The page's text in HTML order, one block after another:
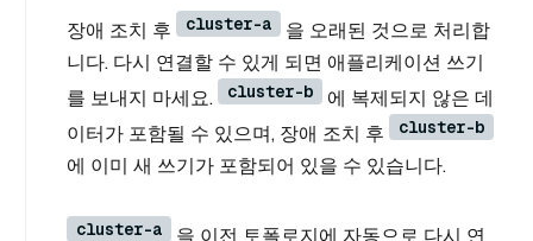
장애 조치 후 cluster-a
을 오래된 것으로 처리합
니다. 다시 연결할 수 있게 되면 애플리케이션 쓰기
를 보내지 마세요.
cluster-b
에 복제되지 않은 데
이터가 포함될 수 있으며, 장애 조치 후
cluster-b
에 이미 새 쓰기가 포함되어 있을 수 있습니다.
cluster-a 을 이전 토폴로지에 자동으로 다시 연